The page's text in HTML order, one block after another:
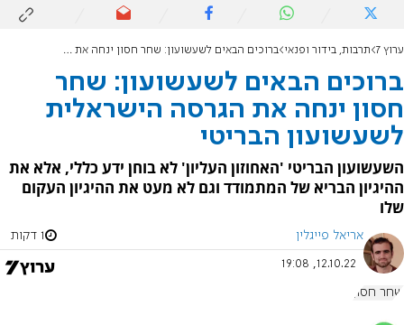
ערוץ 7 תרבות, בידור ופנאי ברוכים הבאים לשעשועון: שחר חסון ינחה את הגרסה הישראלית לשעשועון הבריטי
ברוכים הבאים לשעשועון: שחר
חסון ינחה את הגרסה הישראלית
לשעשועון הבריטי
השעשועון הבריטי 'האחוזון העליון' לא בוחן ידע כללי, אלא את
ההיגיון הבריא של המתמודד וגם לא מעט את ההיגיון העקום
שלו
אריאל פייגלין 1 דקות
12.10.22, 19:08
שחר חסון